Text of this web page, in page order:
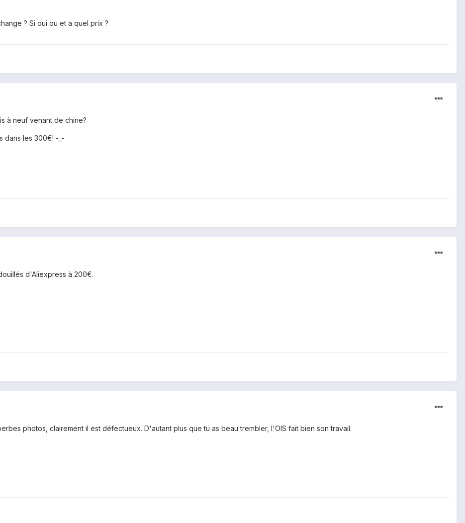
? Si oui ou et a quel prix ?
à neuf venant de chine?
dans les 300€! -_-
d'Aliexpress à 200€.
photos, clairement il est défectueux. D'autant plus que tu as beau trembler, l'OIS fait bien son travail.